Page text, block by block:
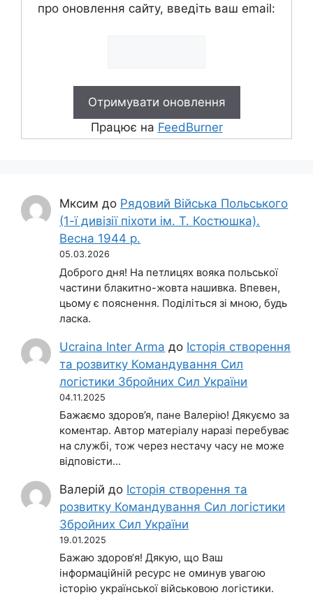
про оновлення сайту, введіть ваш email:
Працює на FeedBurner
Мксим до Рядовий Війська Польського
(1-ї дивізії піхоти ім. Т. Костюшка).
Весна 1944 р.
05.03.2026
Доброго дня! На петлицях вояка польської
частини блакитно-жовта нашивка. Впевен,
цьому є пояснення. Поділіться зі мною, будь
ласка.
Ucraina Inter Arma до Історія створення
та розвитку Командування Сил
логістики Збройних Сил України
04.11.2025
Бажаємо здоров’я, пане Валерію! Дякуємо за
коментар. Автор матеріалу наразі перебуває
на службі, тож через нестачу часу не може
відповісти…
Валерій до Історія створення та
розвитку Командування Сил логістики
Збройних Сил України
19.01.2025
Бажаю здоров‘я! Дякую, що Ваш
інформаційній ресурс не оминув увагою
історію української військовою логістики.